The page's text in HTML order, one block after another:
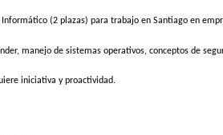
(2 plazas) para trabajo en Santiago en
manejo de sistemas operativos, conceptos de
iniciativa y proactividad.